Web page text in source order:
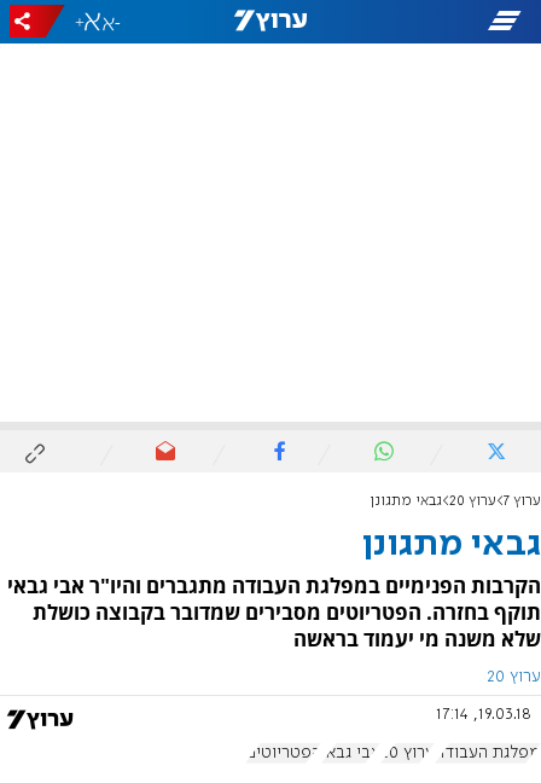
-
+
ערוץ 7 ערוץ 20 גבאי מתגונן
גבאי מתגונן
הקרבות הפנימיים במפלגת העבודה מתגברים והיו"ר אבי גבאי
תוקף בחזרה. הפטריוטים מסבירים שמדובר בקבוצה כושלת
שלא משנה מי יעמוד בראשה
ערוץ 20
19.03.18, 17:14
מפלגת העבודה ערוץ 20 אבי גבאי הפטריוטים